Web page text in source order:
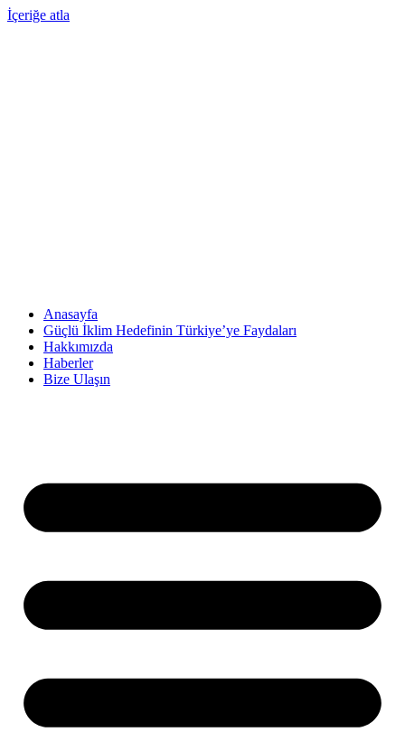
İçeriğe atla
Anasayfa
Güçlü İklim Hedefinin Türkiye’ye Faydaları
Hakkımızda
Haberler
Bize Ulaşın